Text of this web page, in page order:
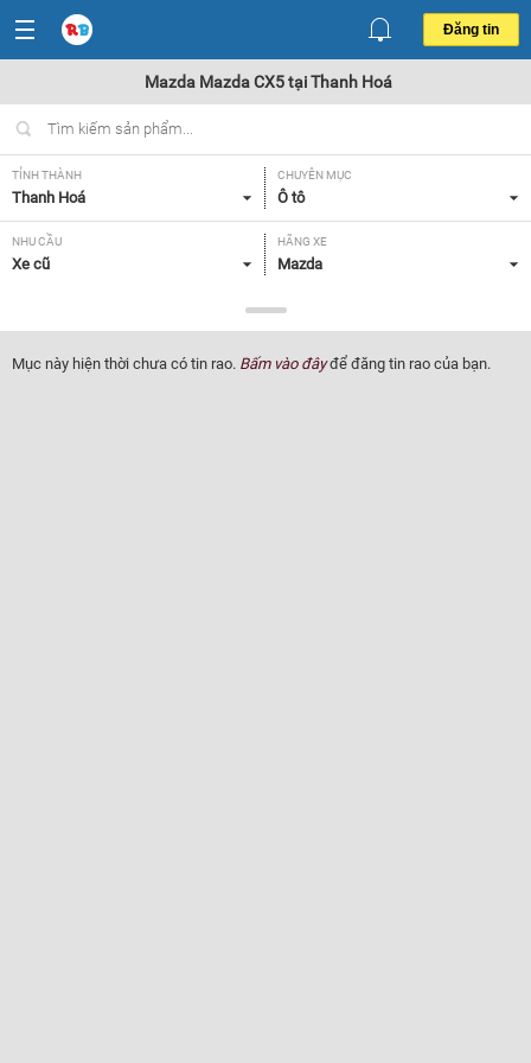
Đăng tin
Mazda Mazda CX5 tại Thanh Hoá
TỈNH THÀNH
Thanh Hoá
CHUYÊN MỤC
Ô tô
NHU CẦU
Xe cũ
HÃNG XE
Mazda
Mazda CX5
NĂM SẢN XUẤT
Tất cả
GIÁ XE XUẤT XỨ
Mục này hiện thời chưa có tin rao. Bấm vào đâyđể đăng tin rao của bạn.